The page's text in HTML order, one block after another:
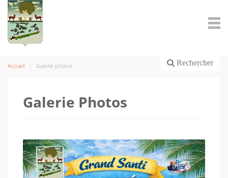
Rechercher
Accueil Galerie photos
Galerie Photos